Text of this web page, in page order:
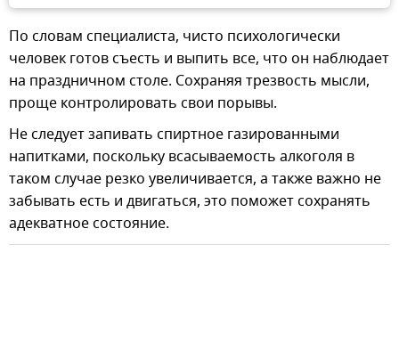
По словам специалиста, чисто психологически
человек готов съесть и выпить все, что он наблюдает
на праздничном столе. Сохраняя трезвость мысли,
проще контролировать свои порывы.
Не следует запивать спиртное газированными
напитками, поскольку всасываемость алкоголя в
таком случае резко увеличивается, а также важно не
забывать есть и двигаться, это поможет сохранять
адекватное состояние.